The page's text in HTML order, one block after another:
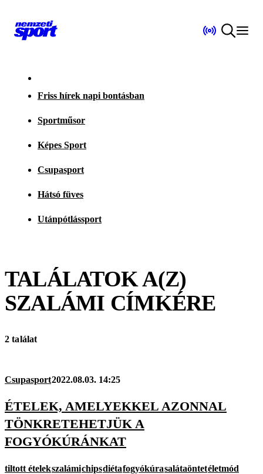
Friss hírek napi bontásban
Sportműsor
Képes Sport
Csupasport
Hátsó füves
Utánpótlássport
TALÁLATOK A(Z)
SZALÁMI CÍMKÉRE
2 találat
Csupasport2022.08.03. 14:25
ÉTELEK, AMELYEKKEL AZONNAL
TÖNKRETEHETJÜK A
FOGYÓKÚRÁNKAT
tiltott ételekszalámichipsdiétafogyókúrasalátaöntetéletmód